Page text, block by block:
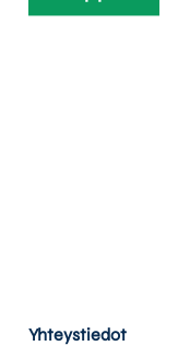
Yhteystiedot